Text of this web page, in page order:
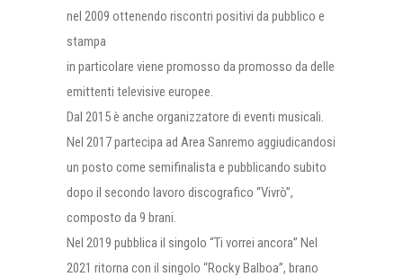
nel 2009 ottenendo riscontri positivi da pubblico e
stampa
in particolare viene promosso da promosso da delle
emittenti televisive europee.
Dal 2015 è anche organizzatore di eventi musicali.
Nel 2017 partecipa ad Area Sanremo aggiudicandosi
un posto come semifinalista e pubblicando subito
dopo il secondo lavoro discografico “Vivrò”,
composto da 9 brani.
Nel 2019 pubblica il singolo “Ti vorrei ancora” Nel
2021 ritorna con il singolo “Rocky Balboa”, brano